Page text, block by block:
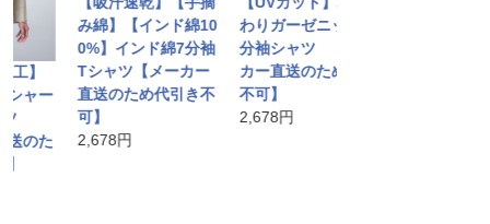
】
ー
た
み綿】【インド綿10
0%】インド綿7分袖
Tシャツ【メーカー
直送のため代引き不
可】
2,678円
わりガーゼニット7
分袖シャツ 【メー
カー直送のため代引
不可】
2,678円